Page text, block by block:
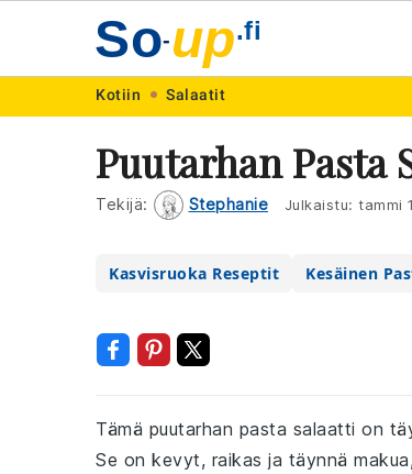
navigation
content
So-up.fi
Kotiin Salaatit
Puutarhan Pasta
Tekijä: Stephanie Julkaistu: tammi
Kasvisruoka Reseptit Kesäinen
Tämä puutarhan pasta salaatti on
Se on kevyt, raikas ja täynnä